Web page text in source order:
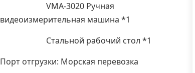
VMA-3020 Ручная
видеоизмерительная машина *1
Стальной рабочий стол *1
Порт отгрузки: Морская перевозка